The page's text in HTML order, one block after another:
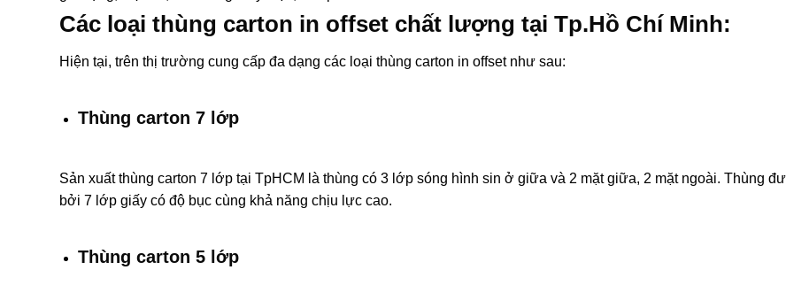
Các loại thùng carton in offset chất lượng tại Tp.Hồ Chí Minh:
Hiện tại, trên thị trường cung cấp đa dạng các loại thùng carton in offset như sau:
Thùng carton 7 lớp
Sản xuất thùng carton 7 lớp tại TpHCM là thùng có 3 lớp sóng hình sin ở giữa và 2 mặt giữa, 2 mặt ngoài. Thùng
bởi 7 lớp giấy có độ bục cùng khả năng chịu lực cao.
Thùng carton 5 lớp